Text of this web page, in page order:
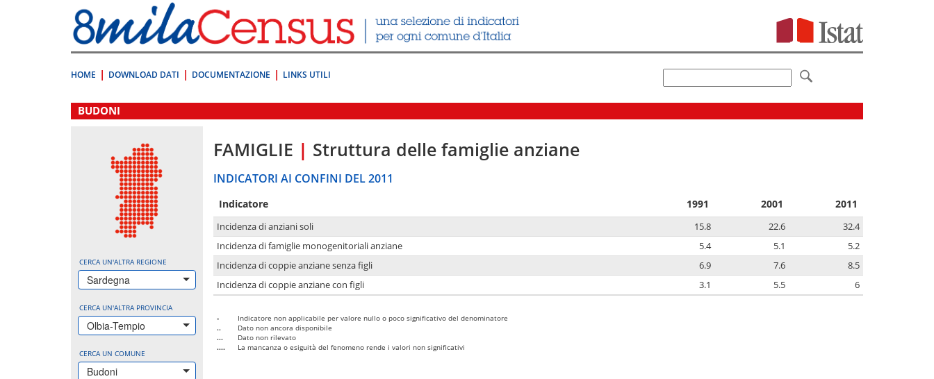
direttamente
a:
Contenuto
HOME DOWNLOAD DATI DOCUMENTAZIONE LINKS UTILI
.
BUDONI
CERCA UN'ALTRA REGIONE
Sardegna
CERCA UN'ALTRA PROVINCIA
Olbia-Tempio
CERCA UN COMUNE
Budoni
FAMIGLIE | Struttura delle famiglie anziane
INDICATORI AI CONFINI DEL 2011
Indicatore 1991 2001 2011
Incidenza di anziani soli 15.8 22.6
32.4
Incidenza di famiglie monogenitoriali anziane
5.4 5.1
5.2
Incidenza di coppie anziane senza figli
6.9 7.6
8.5
Incidenza di coppie anziane con figli
3.1 5.5 6
-
Indicatore non applicabile per valore nullo o poco significativo del denominatore
..
Dato non ancora disponibile
...
Dato non rilevato
....
La mancanza o esiguità del fenomeno rende i valori non significativi